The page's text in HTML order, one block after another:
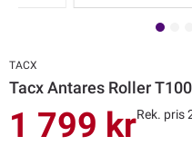
TACX
Tacx Antares Roller
1 799 krRek. pris